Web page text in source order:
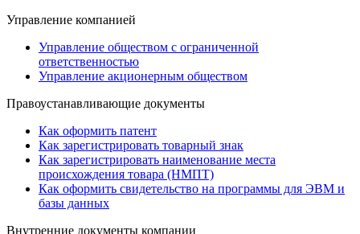
Управление компанией
Управление обществом с ограниченной
ответственностью
Управление акционерным обществом
Правоустанавливающие документы
Как оформить патент
Как зарегистрировать товарный знак
Как зарегистрировать наименование места
происхождения товара (НМПТ)
Как оформить свидетельство на программы для ЭВМ и
базы данных
Внутренние документы компании